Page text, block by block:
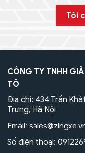
Tôi
CÔNG TY TNHH
TÔ
Địa chỉ: 434 Trần
Trưng, Hà Nội
Email:
Số điện thoại: